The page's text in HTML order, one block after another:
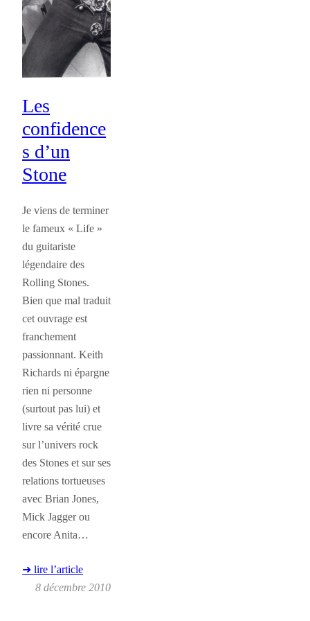
Les
confidence
s d’un
Stone
Je viens de terminer
le fameux « Life »
du guitariste
légendaire des
Rolling Stones.
Bien que mal traduit
cet ouvrage est
franchement
passionnant. Keith
Richards ni épargne
rien ni personne
(surtout pas lui) et
livre sa vérité crue
sur l’univers rock
des Stones et sur ses
relations tortueuses
avec Brian Jones,
Mick Jagger ou
encore Anita…
➜ lire l’article
8 décembre 2010